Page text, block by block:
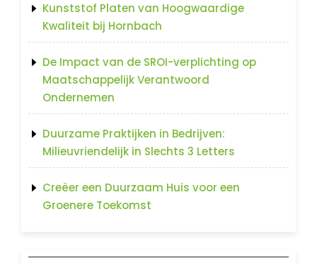
Kunststof Platen van Hoogwaardige
Kwaliteit bij Hornbach
De Impact van de SROI-verplichting op
Maatschappelijk Verantwoord
Ondernemen
Duurzame Praktijken in Bedrijven:
Milieuvriendelijk in Slechts 3 Letters
Creëer een Duurzaam Huis voor een
Groenere Toekomst